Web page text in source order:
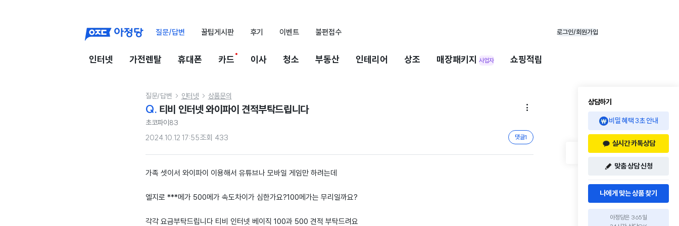
질문/답변 꿀팁게시판 후기 이벤트 불편접수 로그인/회원가입
인터넷 가전렌탈 휴대폰 카드 이사 청소 부동산 인테리어 상조 매장패키지 사업자 쇼핑적립
질문/답변  인터넷  상품문의
Q. 티비 인터넷 와이파이 견적부탁드립니다 
초코파이83
2024.10.12 17:55조회 433 댓글1
가족 셋이서 와이파이 이용해서 유튜브나 모바일 게임만 하려는데
엘지로 ***메가 500메가 속도차이가 심한가요?100메가는 무리일까요?
각각 요금부탁드립니다 티비 인터넷 베이직 100과 500 견적 부탁드려요
상담하기
비밀 혜택 3초 안내
실시간 카톡상담
맞춤 상담 신청
나에게 맞는 상품 찾기
아정당은 365일